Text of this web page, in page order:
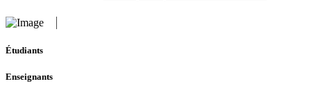
Étudiants
Enseignants